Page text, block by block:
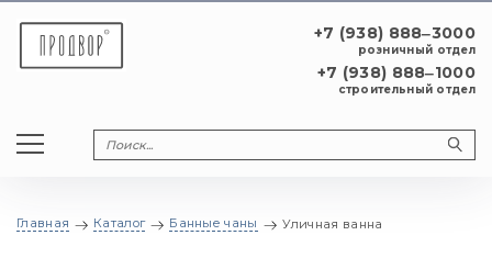
+7 (938) 888‒3000
розничный отдел
+7 (938) 888‒1000
строительный отдел
Главная Каталог Банные чаны Уличная ванна